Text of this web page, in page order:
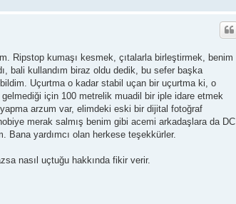
Ripstop kumaşı kesmek, çıtalarla birleştirmek, benim
bali kullandım biraz oldu dedik, bu sefer başka
Uçurtma o kadar stabil uçan bir uçurtma ki, o
için 100 metrelik muadil bir iple idare etmek
arzum var, elimdeki eski bir dijital fotoğraf
merak salmış benim gibi acemi arkadaşlara da DC
yardımcı olan herkese teşekkürler.
nasıl uçtuğu hakkında fikir verir.